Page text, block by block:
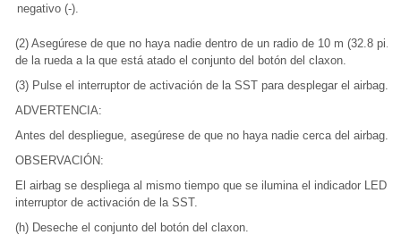
negativo (-).
(2) Asegúrese de que no haya nadie dentro de un radio de 10 m (32.8 pi.)
de la rueda a la que está atado el conjunto del botón del claxon.
(3) Pulse el interruptor de activación de la SST para desplegar el airbag.
ADVERTENCIA:
Antes del despliegue, asegúrese de que no haya nadie cerca del airbag.
OBSERVACIÓN:
El airbag se despliega al mismo tiempo que se ilumina el indicador LED
interruptor de activación de la SST.
(h) Deseche el conjunto del botón del claxon.